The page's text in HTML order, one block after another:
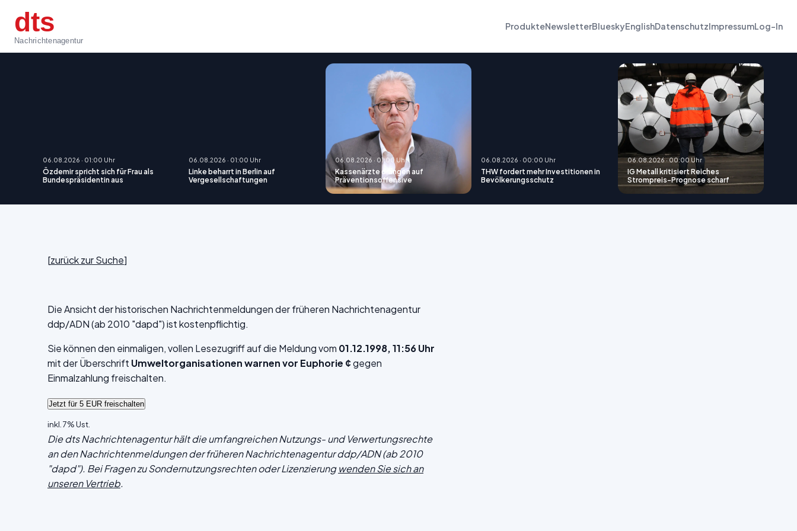
dts
Nachrichtenagentur
ProdukteNewsletterBlueskyEnglishDatenschutzImpressumLog-In
06.08.2026 · 01:00 Uhr
Özdemir spricht sich für Frau als
Bundespräsidentin aus
06.08.2026 · 01:00 Uhr
Linke beharrt in Berlin auf
Vergesellschaftungen
06.08.2026 · 01:00 Uhr
Kassenärzte drängen auf
Präventionsoffensive
06.08.2026 · 00:00 Uhr
THW fordert mehr Investitionen in
Bevölkerungsschutz
06.08.2026 · 00:00 Uhr
IG Metall kritisiert Reiches
Strompreis-Prognose scharf
[zurück zur Suche]
Die Ansicht der historischen Nachrichtenmeldungen der früheren Nachrichtenagentur
ddp/ADN (ab 2010 "dapd") ist kostenpflichtig.
Sie können den einmaligen, vollen Lesezugriff auf die Meldung vom 01.12.1998, 11:56 Uhr
mit der Überschrift Umweltorganisationen warnen vor Euphorie ¢gegen
Einmalzahlung freischalten.
inkl. 7% Ust.
Die dts Nachrichtenagentur hält die umfangreichen Nutzungs- und Verwertungsrechte
an den Nachrichtenmeldungen der früheren Nachrichtenagentur ddp/ADN (ab 2010
"dapd"). Bei Fragen zu Sondernutzungsrechten oder Lizenzierungwenden Sie sich an
unseren Vertrieb.